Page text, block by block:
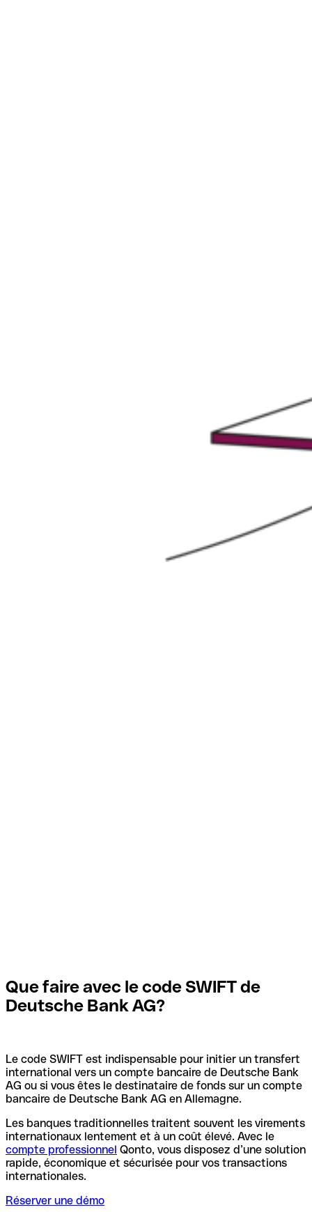
Que faire avec le code SWIFT de
Deutsche Bank AG?
Le code SWIFT est indispensable pour initier un transfert
international vers un compte bancaire de Deutsche Bank
AG ou si vous êtes le destinataire de fonds sur un compte
bancaire de Deutsche Bank AG en Allemagne.
Les banques traditionnelles traitent souvent les virements
internationaux lentement et à un coût élevé. Avec le
compte professionnel Qonto, vous disposez d’une solution
rapide, économique et sécurisée pour vos transactions
internationales.
Réserver une démo